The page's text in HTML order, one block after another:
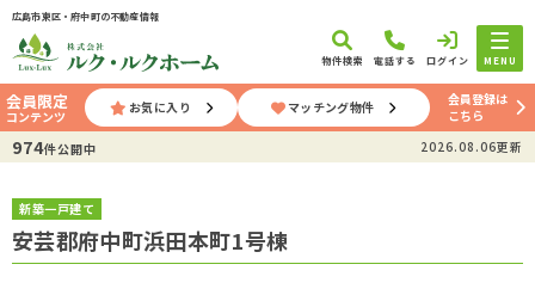
広島市東区・府中町の不動産情報
物件検索 電話する ログイン MENU
会員限定
コンテンツ
お気に入り マッチング物件
会員登録は
こちら
974件公開中 2026.08.06更新
新築一戸建て
安芸郡府中町浜田本町1号棟